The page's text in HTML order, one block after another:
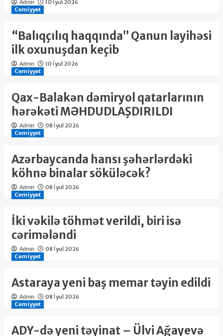
Admin
10 İyul 2026
Cəmiyyət
“Balıqçılıq haqqında” Qanun layihəsi
ilk oxunuşdan keçib
Admin
10 İyul 2026
Cəmiyyət
Qax-Balakən dəmiryol qatarlarının
hərəkəti MƏHDUDLAŞDIRILDI
Admin
08 İyul 2026
Cəmiyyət
Azərbaycanda hansı şəhərlərdəki
köhnə binalar söküləcək?
Admin
08 İyul 2026
Cəmiyyət
İki vəkilə töhmət verildi, biri isə
cərimələndi
Admin
08 İyul 2026
Cəmiyyət
Astaraya yeni baş memar təyin edildi
Admin
08 İyul 2026
Cəmiyyət
ADY-də yeni təyinat – Ülvi Ağayevə